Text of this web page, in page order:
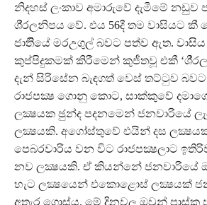
නිදහස් ලංකාව අමාරුවේ දැමීමේ නඩුව
ශී‍්‍රලනිපය වේ. එය 56දී තම වාසියට කී
ජාතිියේ මරඋගුල් බවට පත්ව ඇත. වාසිය
කුප්පිදුකමක් කිරීමෙන් කුජීතවූ එකී
දැන් සිරිසේන බැඳගත් වෙස් තට්ටුව
රාජපක්‍ෂ ගොනු කොට, සාක්කුවේ
ලක්‍ෂයක ඡුන්ද පදනමෙන් ජනවාරියේ
ලක්‍ෂයකි. අගෝස්තුවේ එයින් දස
පෙබරවාරිය වන විට රාජපක්‍ෂලාට
නව ලක්‍ෂයකි. ඒ කියන්නේ ජනවාරියේ
හැට ලක්‍ෂයෙන් එකොළොස් ලක්‍ෂයක්
අතැර ගොස්ය. මේ දිනවල ඔවුන් පාස්කු